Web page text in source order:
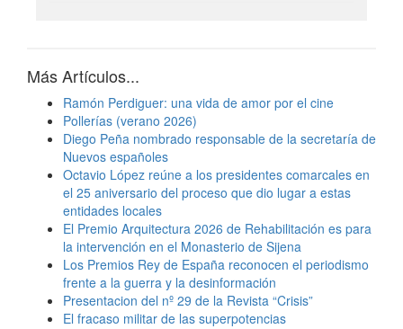
Más Artículos...
Ramón Perdiguer: una vida de amor por el cine
Pollerías (verano 2026)
Diego Peña nombrado responsable de la secretaría de
Nuevos españoles
Octavio López reúne a los presidentes comarcales en
el 25 aniversario del proceso que dio lugar a estas
entidades locales
El Premio Arquitectura 2026 de Rehabilitación es para
la intervención en el Monasterio de Sijena
Los Premios Rey de España reconocen el periodismo
frente a la guerra y la desinformación
Presentacion del nº 29 de la Revista “Crisis”
El fracaso militar de las superpotencias